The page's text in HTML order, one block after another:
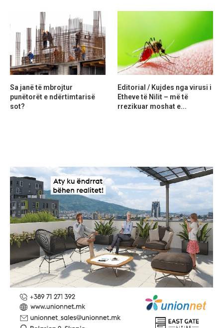
Sa janë të mbrojtur
punëtorët e ndërtimtarisë
sot?
Editorial / Kujdes nga virusi i
Etheve të Nilit – më të
rrezikuar moshat e...